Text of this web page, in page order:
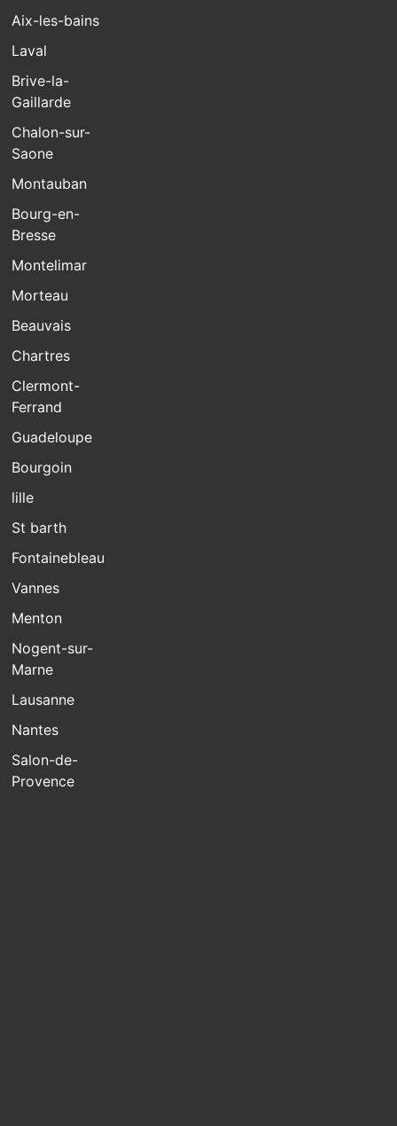
Aix-les-bains
Laval
Brive-la-
Gaillarde
Chalon-sur-
Saone
Montauban
Bourg-en-
Bresse
Montelimar
Morteau
Beauvais
Chartres
Clermont-
Ferrand
Guadeloupe
Bourgoin
lille
St barth
Fontainebleau
Vannes
Menton
Nogent-sur-
Marne
Lausanne
Nantes
Salon-de-
Provence